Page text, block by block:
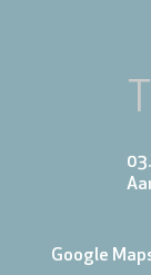
Google